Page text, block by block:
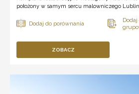
położony w samym sercu malowniczego
ZOBACZ